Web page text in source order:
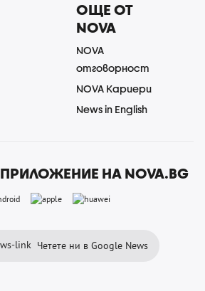
ОЩЕ ОТ
NOVA
NOVA
отговорност
NOVA Кариери
News in English
НА NOVA.BG
Четете ни в Google News